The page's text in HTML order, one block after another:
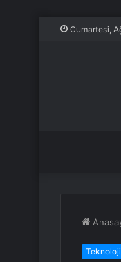
Cumartesi,
Teknoloji